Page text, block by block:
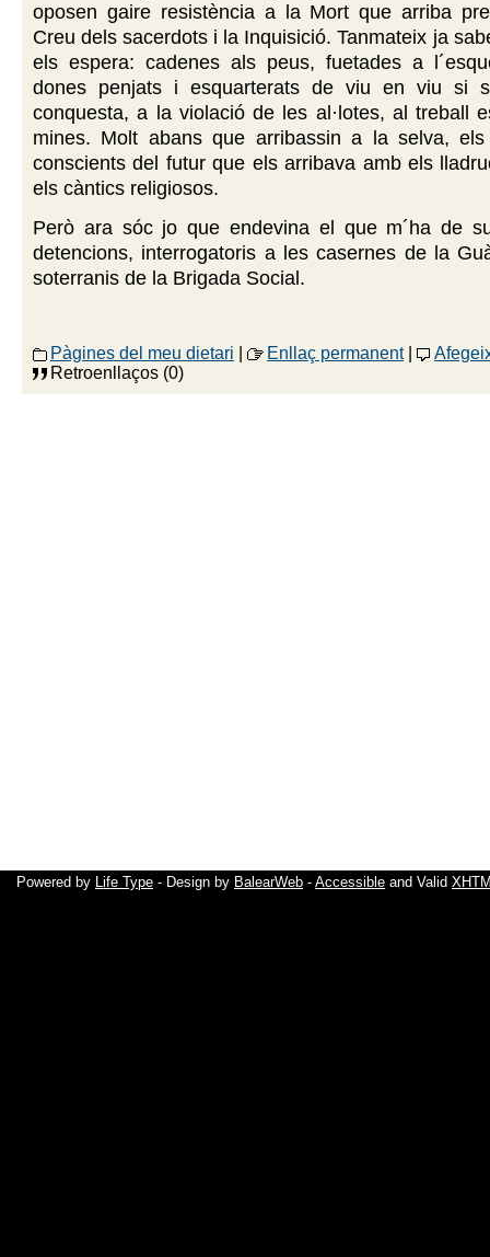
oposen gaire resistència a la Mort que arriba
Creu dels sacerdots i la Inquisició. Tanmateix ja
els espera: cadenes als peus, fuetades a
dones penjats i esquarterats de viu en viu si
conquesta, a la violació de les al·lotes, al treball
mines. Molt abans que arribassin a la selva,
conscients del futur que els arribava amb els
els càntics religiosos.
Però ara sóc jo que endevina el que m´ha de
detencions, interrogatoris a les casernes de la
soterranis de la Brigada Social.
Pàgines del meu dietari Enllaç permanent|
Retroenllaços (0)
Powered by Life Type - Design by BalearWeb - Accessible and Valid